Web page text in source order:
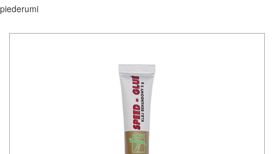
piederumi